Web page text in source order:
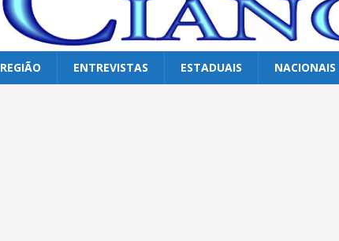
REGIÃO ENTREVISTAS ESTADUAIS NACIONAIS